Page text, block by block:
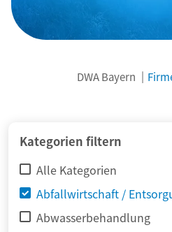
DWA Bayern
Kategorien filtern
Alle Kategorien
Abfallwirtschaft /
Abwasserbehandlung